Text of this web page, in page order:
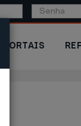
PORTAIS